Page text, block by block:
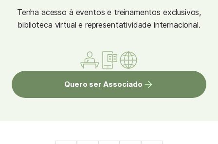
Tenha acesso à eventos e treinamentos exclusivos,
biblioteca virtual e representatividade internacional.
Quero ser Associado